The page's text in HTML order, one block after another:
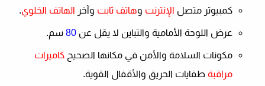
كمبيوتر متصل الإنترنت وهاتف ثابت وآخر الهاتف الخلوي.
عرض اللوحة الأمامية والتباين لا يقل عن 80 سم.
مكونات السلامة والأمن في مكانها الصحيح كاميرات
مراقبة طفايات الحريق والأقفال القوية.